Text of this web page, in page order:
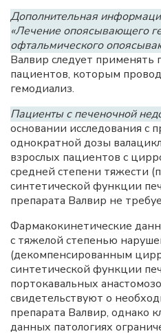
Дополнительная
«Лечение опоясывающего
офтальмического
Валвир следует применять
пациентов, которым
гемодиализ.
Пациенты с печеночной
основании исследования с
однократной дозы
взрослых пациентов с
средней степени тяжести
синтетической функции
препарата Валвир не
Фармакокинетические
с тяжелой степенью
(декомпенсированным
синтетической функции
портокавальных
свидетельствуют о
препарата Валвир, однако
данных патологиях